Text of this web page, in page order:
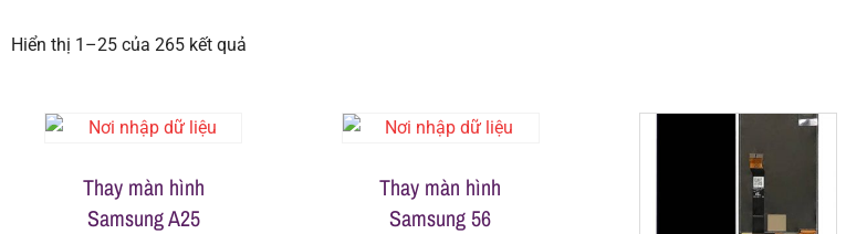
P
h
Hiển thị 1–25 của 265 kết quả
Thay màn hình
Samsung A25
Thay màn hình
Samsung 56